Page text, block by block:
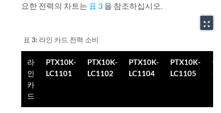
요한 전력의 차트는 표 3 을 참조하십시오.
zoom_out_map
표 3: 라인 카드 전력 소비
라
인
카
드
PTX10K-
LC1101
PTX10K-
LC1102
PTX10K-
LC1104
PTX10K-
LC1105